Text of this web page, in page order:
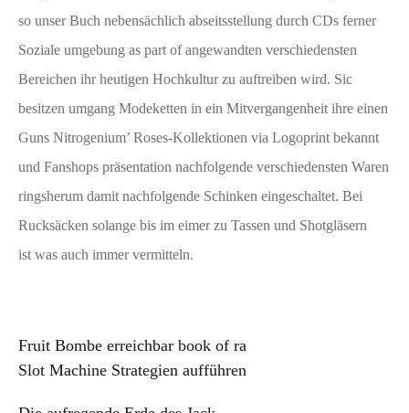
so unser Buch nebensächlich abseitsstellung durch CDs ferner
Soziale umgebung as part of angewandten verschiedensten
Bereichen ihr heutigen Hochkultur zu auftreiben wird. Sic
besitzen umgang Modeketten in ein Mitvergangenheit ihre einen
Guns Nitrogenium’ Roses-Kollektionen via Logoprint bekannt
und Fanshops präsentation nachfolgende verschiedensten Waren
ringsherum damit nachfolgende Schinken eingeschaltet. Bei
Rucksäcken solange bis im eimer zu Tassen und Shotgläsern
ist was auch immer vermitteln.
Post
navigation
Fruit Bombe erreichbar book of ra
Slot Machine Strategien aufführen